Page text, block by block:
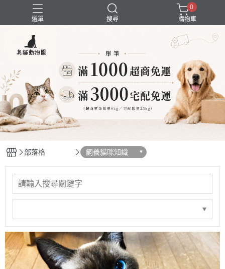
選單 搜尋
新品上市 精選商品 試吃組合 超強除臭
0
購物車
部落格 飼養貓咪知識